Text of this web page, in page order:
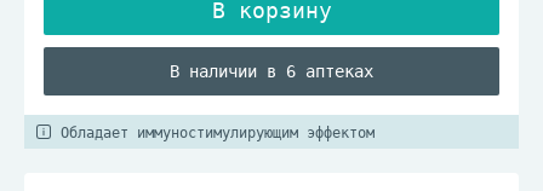
В наличии в 6 аптеках
Обладает иммуностимулирующим эффектом